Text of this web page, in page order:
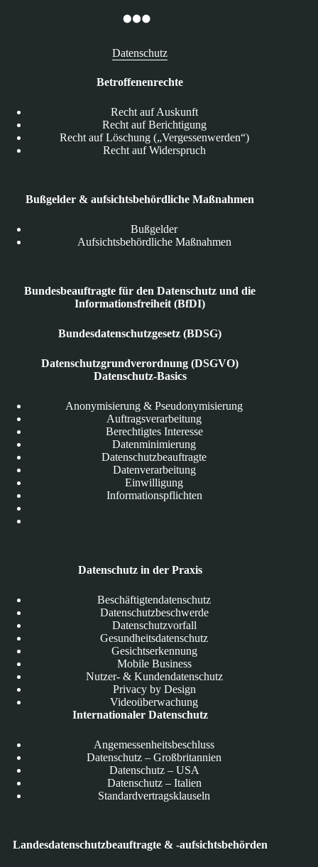
Datenschutz
Betroffenenrechte
Recht auf Auskunft
Recht auf Berichtigung
Recht auf Löschung („Vergessenwerden“)
Recht auf Widerspruch
Bußgelder & aufsichtsbehördliche Maßnahmen
Bußgelder
Aufsichtsbehördliche Maßnahmen
Bundesbeauftragte für den Datenschutz und die
Informationsfreiheit (BfDI)
Bundesdatenschutzgesetz (BDSG)
Datenschutzgrundverordnung (DSGVO)
Datenschutz-Basics
Anonymisierung & Pseudonymisierung
Auftragsverarbeitung
Berechtigtes Interesse
Datenminimierung
Datenschutzbeauftragte
Datenverarbeitung
Einwilligung
Informationspflichten
Datenschutz in der Praxis
Beschäftigtendatenschutz
Datenschutzbeschwerde
Datenschutzvorfall
Gesundheitsdatenschutz
Gesichtserkennung
Mobile Business
Nutzer- & Kundendatenschutz
Privacy by Design
Videoüberwachung
Internationaler Datenschutz
Angemessenheitsbeschluss
Datenschutz – Großbritannien
Datenschutz – USA
Datenschutz – Italien
Standardvertragsklauseln
Landesdatenschutzbeauftragte & -aufsichtsbehörden